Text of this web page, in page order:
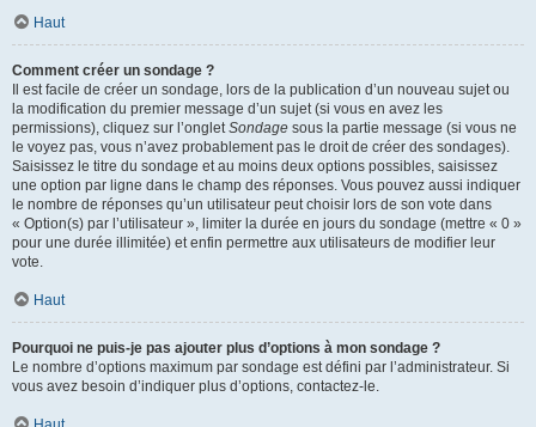
Haut
Comment créer un sondage ?
Il est facile de créer un sondage, lors de la publication d’un nouveau sujet ou
la modification du premier message d’un sujet (si vous en avez les
permissions), cliquez sur l’ongletSondage sous la partie message (si vous ne
le voyez pas, vous n’avez probablement pas le droit de créer des sondages).
Saisissez le titre du sondage et au moins deux options possibles, saisissez
une option par ligne dans le champ des réponses. Vous pouvez aussi indiquer
le nombre de réponses qu’un utilisateur peut choisir lors de son vote dans
« Option(s) par l’utilisateur », limiter la durée en jours du sondage (mettre « 0 »
pour une durée illimitée) et enfin permettre aux utilisateurs de modifier leur
vote.
Haut
Pourquoi ne puis-je pas ajouter plus d’options à mon sondage ?
Le nombre d’options maximum par sondage est défini par l’administrateur. Si
vous avez besoin d’indiquer plus d’options, contactez-le.